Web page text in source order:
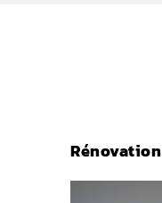
Rénovation